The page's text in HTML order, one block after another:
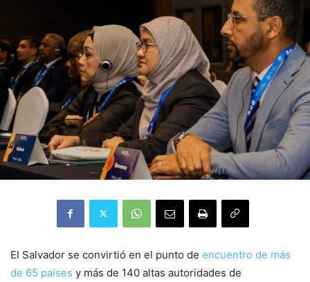
El Salvador se convirtió en el punto de encuentro de más
de 65 países y más de 140 altas autoridades de